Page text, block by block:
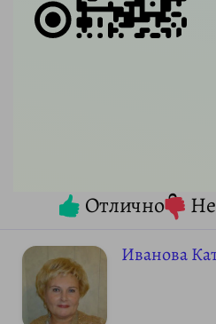
Отлично0
Иванова